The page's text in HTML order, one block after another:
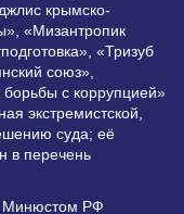
крымско-
«Мизантропик
«Тризуб
союз»,
с коррупцией»
экстремистской,
суда; её
в перечень
Минюстом РФ